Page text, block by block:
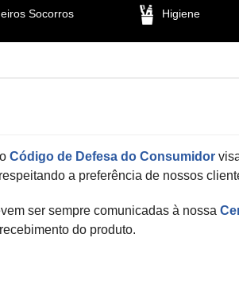
Socorros Higiene
Código de Defesa do Consumidor
a preferência de nossos
ser sempre comunicadas à nossa
do produto.